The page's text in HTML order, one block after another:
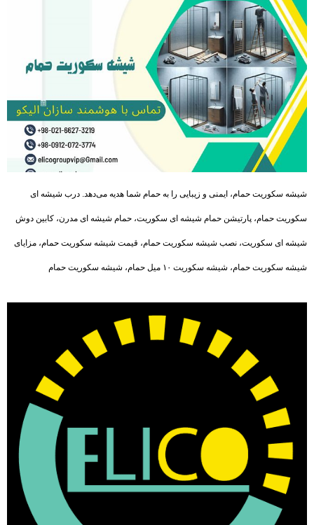
شیشه سکوریت حمام، ایمنی و زیبایی را به حمام شما هدیه می‌دهد. درب شیشه ای
سکوریت حمام، پارتیشن حمام شیشه ای سکوریت، حمام شیشه ای مدرن، کابین دوش
شیشه ای سکوریت، نصب شیشه سکوریت حمام، قیمت شیشه سکوریت حمام، مزایای
شیشه سکوریت حمام، شیشه سکوریت ۱۰ میل حمام، شیشه سکوریت حمام